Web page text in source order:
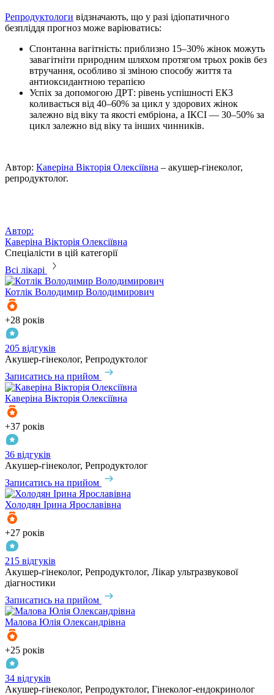
Репродуктологи відзначають, що у разі ідіопатичного
безпліддя прогноз може варіюватись:
Спонтанна вагітність: приблизно 15–30% жінок можуть
завагітніти природним шляхом протягом трьох років без
втручання, особливо зі зміною способу життя та
антиоксидантною терапією
Успіх за допомогою ДРТ: рівень успішності ЕКЗ
коливається від 40–60% за цикл у здорових жінок
залежно від віку та якості ембріона, а ІКСІ — 30–50% за
цикл залежно від віку та інших чинників.
Автор: Каверіна Вікторія Олексіївна – акушер-гінеколог,
репродуктолог.
Автор:
Каверіна Вікторія Олексіївна
Спеціалісти в цій категорії
Всі лікарі
Котлік Володимир Володимирович
+28 років
205 відгуків
Акушер-гінеколог, Репродуктолог
Записатись на прийом
Каверіна Вікторія Олексіївна
+37 років
36 відгуків
Акушер-гінеколог, Репродуктолог
Записатись на прийом
Холодян Ірина Ярославівна
+27 років
215 відгуків
Акушер-гінеколог, Репродуктолог, Лікар ультразвукової
діагностики
Записатись на прийом
Малова Юлія Олександрівна
+25 років
34 відгуків
Акушер-гінеколог, Репродуктолог, Гінеколог-ендокринолог